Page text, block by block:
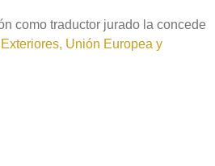
como traductor jurado la concede
Unión Europea y